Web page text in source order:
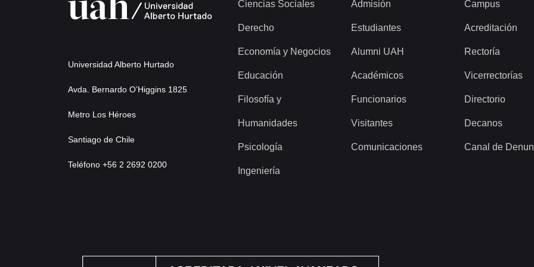
Universidad Alberto Hurtado
Avda. Bernardo O’Higgins 1825
Metro Los Héroes
Santiago de Chile
Teléfono +56 2 2692 0200
Ciencias Sociales
Derecho
Economía y Negocios
Educación
Filosofía y
Humanidades
Psicología
Ingeniería
Admisión
Estudiantes
Alumni UAH
Académicos
Funcionarios
Visitantes
Comunicaciones
Campus
Acreditación
Rectoría
Vicerrectorías
Directorio
Decanos
Canal de